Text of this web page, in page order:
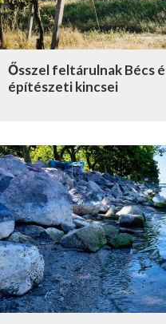
Ősszel feltárulnak Bécs
építészeti kincsei